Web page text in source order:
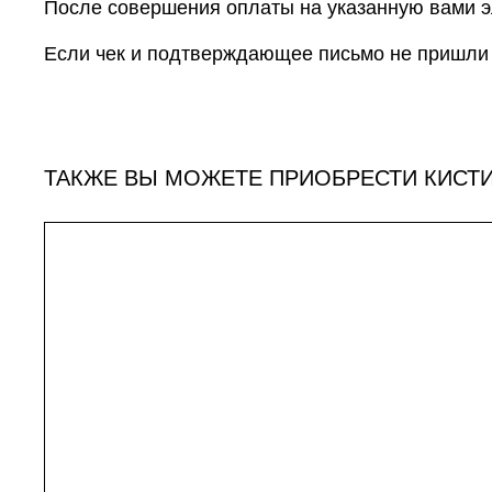
После совершения оплаты на указанную вами
Если чек и подтверждающее письмо не
Доставка оплаченных заказов
рассчитываются автоматически при
после обработки заказа и передачи в
ТАКЖЕ ВЫ МОЖЕТЕ ПРИОБРЕСТИ